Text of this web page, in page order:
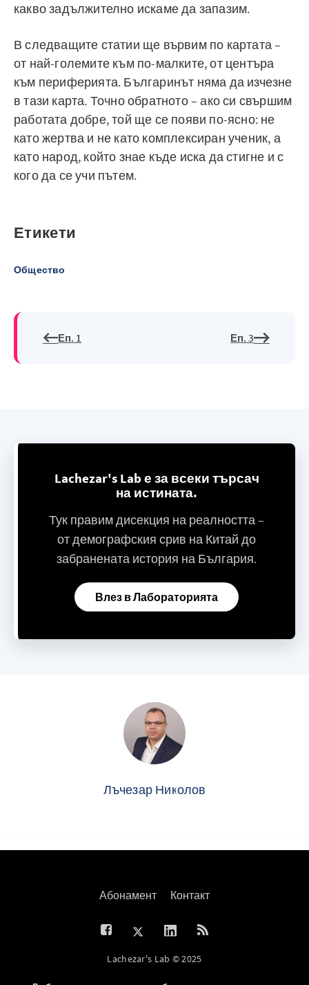
какво задължително искаме да запазим.
В следващите статии ще вървим по картата –
от най-големите към по-малките, от центъра
към периферията. Българинът няма да изчезне
в тази карта. Точно обратното – ако си свършим
работата добре, той ще се появи по-ясно: не
като жертва и не като комплексиран ученик, а
като народ, който знае къде иска да стигне и с
кого да се учи пътем.
Етикети
Общество
Еп. 1 Еп. 3
Lachezar's Lab е за всеки търсач
на истината.
Тук правим дисекция на реалността –
от демографския срив на Китай до
забранената история на България.
Влез в Лабораторията
Лъчезар Николов
Абонамент Контакт
Lachezar's Lab © 2025